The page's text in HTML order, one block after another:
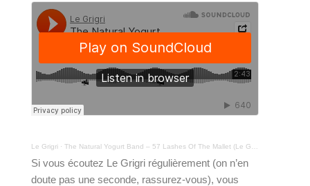
Le Grigri· The Natural Yogurt Band – 57 Lashes Of The Mallet (Le Grigri Exclusive Premiere)
Si vous écoutez Le Grigri régulièrement (on n’en
doute pas une seconde, rassurez-vous), vous